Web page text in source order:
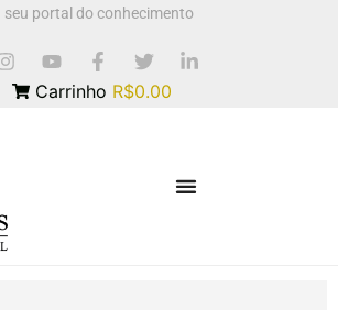
seu portal do conhecimento
Carrinho R$0.00